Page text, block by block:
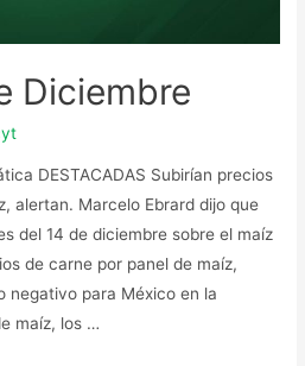
Diciembre
DESTACADAS Subirían precios
alertan. Marcelo Ebrard dijo que
del 14 de diciembre sobre el maíz
de carne por panel de maíz,
negativo para México en la
maíz, los …